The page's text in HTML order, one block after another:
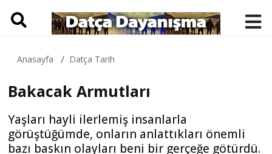
Anasayfa Datça Tarih
Bakacak Armutları
Yaşları hayli ilerlemiş insanlarla
görüştüğümde, onların anlattıkları önemli
bazı baskın olayları beni bir gerçeğe götürdü.